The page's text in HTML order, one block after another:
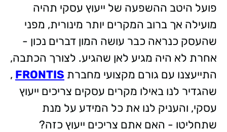
פועל היטב ההשפעה של ייעוץ עסקי תהיה
מועילה אך ברוב המקרים יותר מינורית, מפני
שהעסק כנראה כבר עושה המון דברים נכון -
אחרת לא היה מגיע לאן שהגיע. לצורך הכתבה,
התייעצנו עם גורם מקצועי מחברת FRONTIS
,
שהגדיר לנו באילו מקרים עסקים צריכים ייעוץ
עסקי, והעניק לנו את כל המידע על מנת
שתחליטו - האם אתם צריכים ייעוץ כזה?